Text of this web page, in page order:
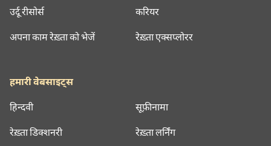
उर्दू रीसोर्स
अपना काम रेख़्ता को भेजें
करियर
रेख़्ता एक्सप्लोरर
हमारी वेबसाइट्स
हिन्दवी सूफ़ीनामा
रेख़्ता डिक्शनरी रेख़्ता लर्निंग